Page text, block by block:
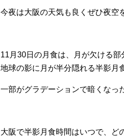
今夜は大阪の天気も良くぜひ夜空
11月30日の月食は、月が欠ける部
地球の影に月が半分隠れる半影月
一部がグラデーションで暗くなっ
大阪で半影月食時間はいつで、ど